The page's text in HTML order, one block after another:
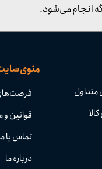
منوی
قوانین و
تماس با
درباره ما
انجام می‌شود.